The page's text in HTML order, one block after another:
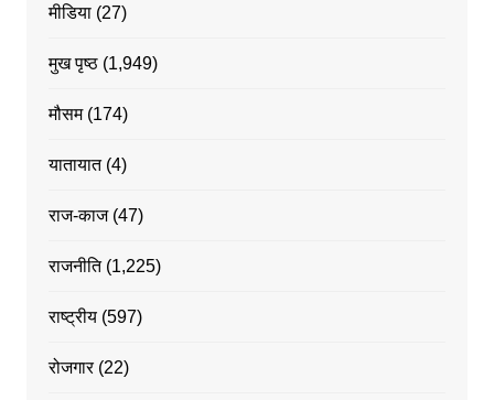
मीडिया(27)
मुख पृष्ठ(1,949)
मौसम(174)
यातायात(4)
राज-काज(47)
राजनीति(1,225)
राष्ट्रीय(597)
रोजगार(22)